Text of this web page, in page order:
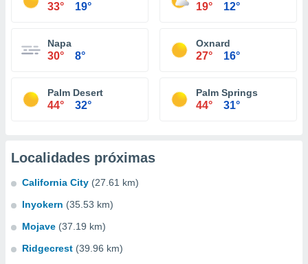
33° 19° 19° 12°
Napa
30° 8°
Oxnard
27° 16°
Palm Desert
44° 32°
Palm Springs
44° 31°
Localidades próximas
California City (27.61 km)
Inyokern (35.53 km)
Mojave (37.19 km)
Ridgecrest (39.96 km)